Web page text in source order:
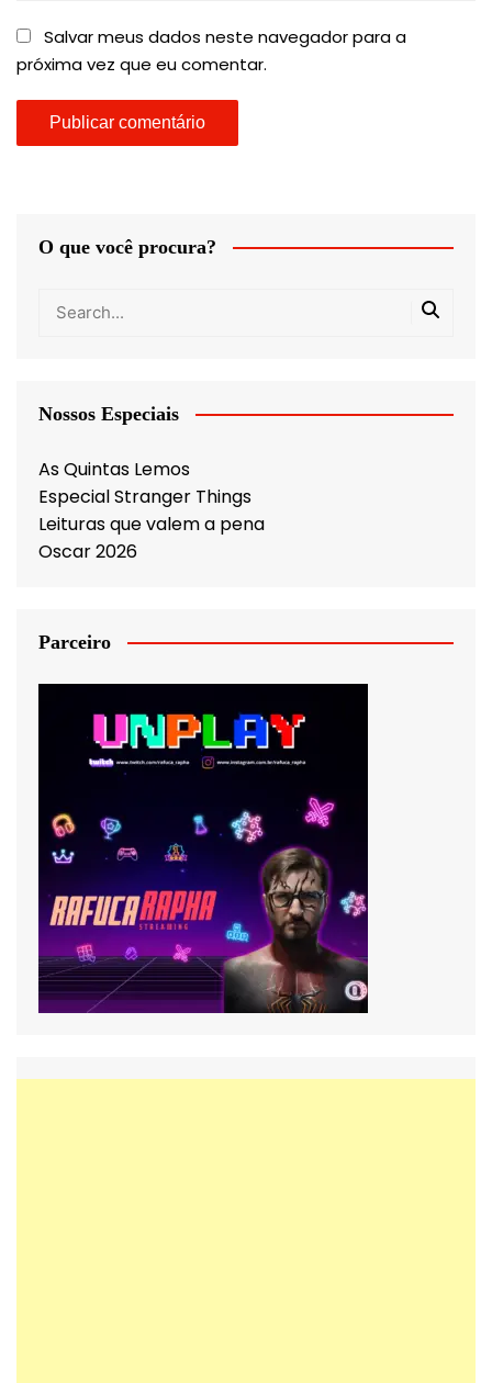
Salvar meus dados neste navegador para a
próxima vez que eu comentar.
O que você procura?
Nossos Especiais
As Quintas Lemos
Especial Stranger Things
Leituras que valem a pena
Oscar 2026
Parceiro